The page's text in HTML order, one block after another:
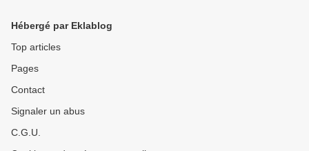
Hébergé par Eklablog
Top articles
Pages
Contact
Signaler un abus
C.G.U.